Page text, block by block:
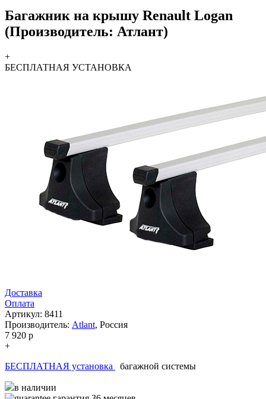
Багажник на крышу Renault Logan
(Производитель: Атлант)
+
БЕСПЛАТНАЯ УСТАНОВКА
Доставка
Оплата
Артикул: 8411
Производитель: Atlant, Россия
7 920 p
+
БЕСПЛАТНАЯ установка
багажной системы
в наличии